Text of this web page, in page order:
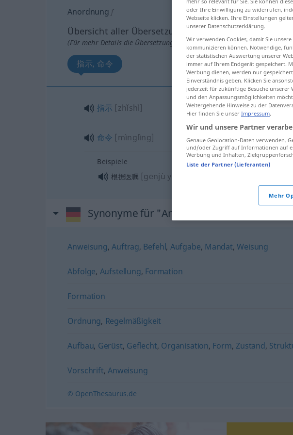
Anordnung f
Übersicht aller Übersetzungen
(Für mehr Details die Übersetzung anklicken/antippen)
指示, 命令
指示 [zhǐshì]
命令 [mìnglìng]
Beispiele
根据医嘱 [gēnjù yīzhǔ]
Synonyme für "Anordnung"
Anweisung,Auftrag, Befehl, Aufgabe, Mandat,Weisung
Abfolge, Aufstellung, Formation
Formation
Ordnung, Regelmäßigkeit
Aufbau, Gerüst, Geflecht, Organisation, Form, Zustand,
Vorschrift,Anweisung
© OpenThesaurus.de
oder Ihre Einwilligung zu widerrufen,
Webseite klicken. Ihre Einstellungen
unserer Datenschutzerklärung.
Wir verwenden Cookies, damit Sie
kommunizieren können. Notwendige,
der statistischen Auswertung unserer
immer auf Ihrem Endgerät gespeichert.
Werbung dienen, werden nur
Einverständnis geben. Klicken Sie
jederzeit für zukünftige Besuche unserer
und den Anpassungsmöglichkeiten
Weitergehende Hinweise zu der
Hier finden Sie unser Impressum.
Wir und unsere Partner
Genaue Geolocation-Daten verwenden.
und/oder Zugriff auf Informationen auf
Werbung und Inhalten,
Liste der Partner (Lieferanten)
Mehr